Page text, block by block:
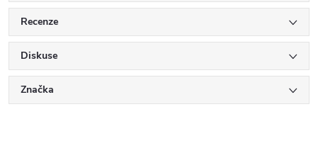
Recenze
Diskuse
Značka